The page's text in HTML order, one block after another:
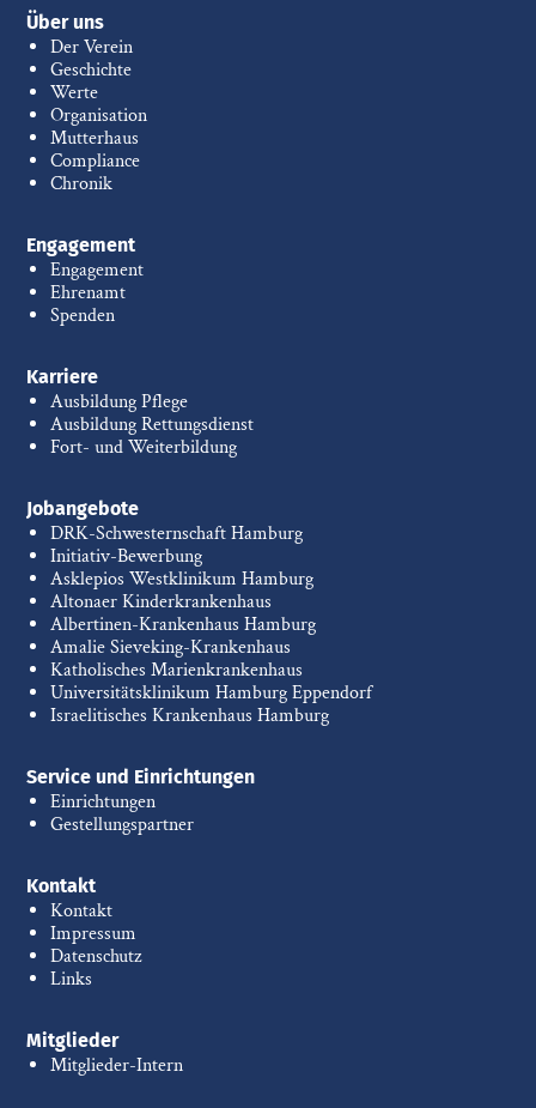
Über uns
Der Verein
Geschichte
Werte
Organisation
Mutterhaus
Compliance
Chronik
Engagement
Engagement
Ehrenamt
Spenden
Karriere
Ausbildung Pflege
Ausbildung Rettungsdienst
Fort- und Weiterbildung
Jobangebote
DRK-Schwesternschaft Hamburg
Initiativ-Bewerbung
Asklepios Westklinikum Hamburg
Altonaer Kinderkrankenhaus
Albertinen-Krankenhaus Hamburg
Amalie Sieveking-Krankenhaus
Katholisches Marienkrankenhaus
Universitätsklinikum Hamburg Eppendorf
Israelitisches Krankenhaus Hamburg
Service und Einrichtungen
Einrichtungen
Gestellungspartner
Kontakt
Kontakt
Impressum
Datenschutz
Links
Mitglieder
Mitglieder-Intern